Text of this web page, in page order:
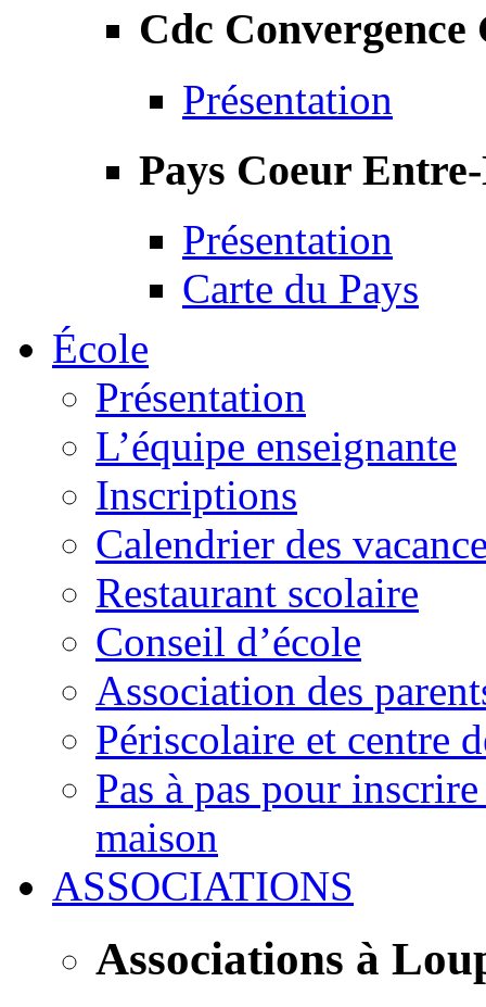
Cdc Convergence
Présentation
Pays Coeur
Présentation
Carte du Pays
École
Présentation
L’équipe enseignante
Inscriptions
Calendrier des
Restaurant scolaire
Conseil d’école
Association des
Périscolaire et centre
Pas à pas pour
maison
ASSOCIATIONS
Associations à